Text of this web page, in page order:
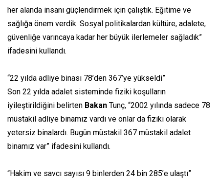
her alanda insanı güçlendirmek için çalıştık. Eğitime ve
sağlığa önem verdik. Sosyal politikalardan kültüre, adalete,
güvenliğe varıncaya kadar her büyük ilerlemeler sağladık”
ifadesini kullandı.
“22 yılda adliye binası 78’den 367’ye yükseldi”
Son 22 yılda adalet sisteminde fiziki koşulların
iyileştirildiğini belirten Bakan Tunç, “2002 yılında sadece 78
müstakil adliye binamız vardı ve onlar da fiziki olarak
yetersiz binalardı. Bugün müstakil 367 müstakil adalet
binamız var” ifadesini kullandı.
“Hakim ve savcı sayısı 9 binlerden 24 bin 285’e ulaştı”